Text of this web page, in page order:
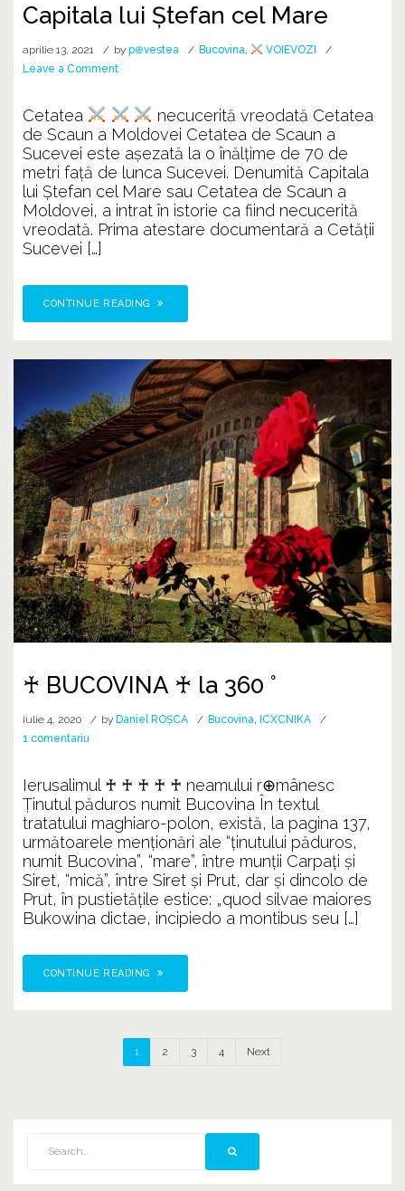
Capitala lui Ştefan cel Mare
aprilie 13, 2021 by p⊕vestea Bucovina
VOIEVOZI
Leave a Commenton
lui
Ştefan
cel
Mare
Cetatea
necucerită vreodată Cetatea
de Scaun a Moldovei Cetatea de Scaun a
Sucevei este așezată la o înălțime de 70 de
metri față de lunca Sucevei. Denumită Capitala
lui Ştefan cel Mare sau Cetatea de Scaun a
Moldovei, a intrat în istorie ca fiind necucerită
vreodată. Prima atestare documentară a Cetății
Sucevei […]
CONTINUE READING
♰ BUCOVINA ♰ la 360 °
iulie 4, 2020 by Daniel ROȘCA Bucovina, ICXCNIKA
1 comentariu
BUCOVINA
♰
la
360
Ierusalimul ♰ ♰ ♰ ♰ ♰ neamului r⊕mânesc
Ținutul păduros numit Bucovina În textul
tratatului maghiaro-polon, există, la pagina 137,
următoarele menţionări ale “ţinutului păduros,
numit Bucovina”, “mare”, între munţii Carpaţi şi
Siret, “mică”, între Siret şi Prut, dar şi dincolo de
Prut, în pustietăţile estice: „quod silvae maiores
Bukowina dictae, incipiedo a montibus seu […]
CONTINUE READING
1 2 3 4 Next